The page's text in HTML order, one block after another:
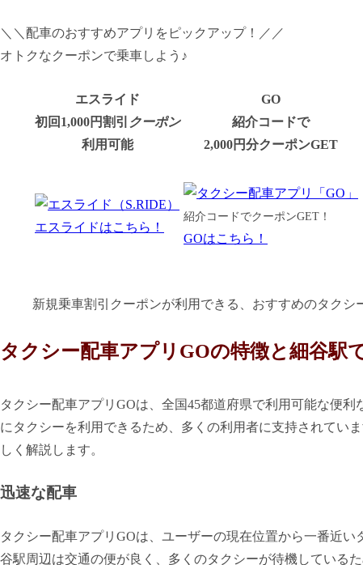
＼＼配車のおすすめアプリをピックアップ！／／
オトクなクーポンで乗車しよう♪
エスライド
初回1,000円割引 クーポン
利用可能
GO
紹介コードで
2,000円分クーポンGET
エスライドはこちら！
紹介コードでクーポンGET！
GOはこちら！
新規乗車割引クーポンが利用できる、おすすめのタクシ
タクシー配車アプリGOの特徴と細谷駅
タクシー配車アプリGOは、全国45都道府県で利用可能な便
にタクシーを利用できるため、多くの利用者に支持されてい
しく解説します。
迅速な配車
タクシー配車アプリGOは、ユーザーの現在位置から一番近
谷駅周辺は交通の便が良く、多くのタクシーが待機している